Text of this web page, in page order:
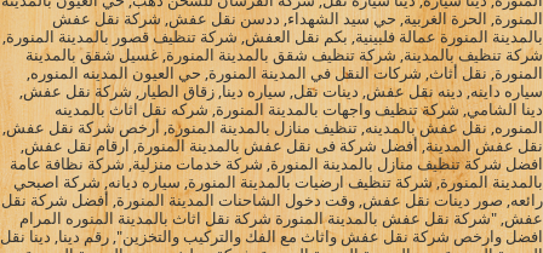
المنورة, الحرة الغربية, حي سيد الشهداء, ددسن نقل عفش, شركة نقل عفش
بالمدينة المنورة عمالة فلبينية, بكم نقل العفش, شركة تنظيف قصور بالمدينة المنورة,
شركة تنظيف بالمدينة, شركة تنظيف شقق بالمدينة المنورة, غسيل شقق بالمدينة
المنورة, نقل أثاث, شركات النقل في المدينة المنورة, حي العيون المدينه المنوره,
سياره داينه, دينه نقل عفش, دينات نقل, سياره دينا, زقاق الطيار, شركة نقل عفش,
دينا الشامي, شركة تنظيف واجهات بالمدينة المنورة, شركه نقل اثاث بالمدينه
المنوره, نقل عفش بالمدينه, تنظيف منازل بالمدينة المنورة, أرخص شركة نقل عفش,
نقل عفش المدينة, أفضل شركة فى نقل عفش بالمدينة المنورة, ارقام نقل عفش,
افضل شركة تنظيف منازل بالمدينة المنورة, شركة خدمات منزلية, شركة نظافة عامة
بالمدينة المنورة, شركة تنظيف ارضيات بالمدينة المنورة, سياره ديانه, شركة اصبحي
رائعه, صور دينات نقل عفش, وقت دخول الشاحنات المدينة المنورة, أفضل شركة نقل
عفش, "شركة نقل عفش بالمدينة المنورة شركة نقل اثاث بالمدينة المنوره المرام
افضل وارخص شركة نقل عفش واثاث مع الفك والتركيب والتخزين", رقم دينا, دينا نقل